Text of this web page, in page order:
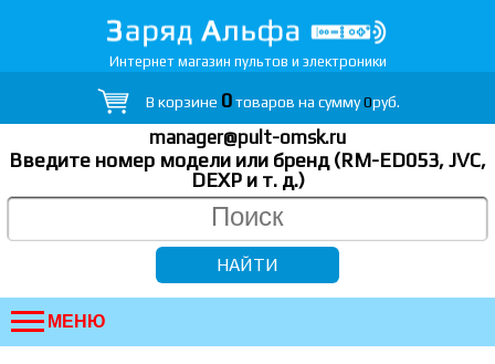
Интернет магазин пультов и электроники
В корзине 0товаров на сумму0руб.
manager@pult-omsk.ru
Введите номер модели или бренд (RM-ED053, JVC,
DEXP и т. д.)
МЕНЮ